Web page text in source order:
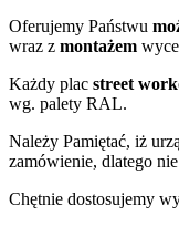
Oferujemy Państwu
wraz z montażem
Każdy plac street
wg. palety RAL.
Należy Pamiętać, iż
zamówienie, dlatego
Chętnie dostosujemy